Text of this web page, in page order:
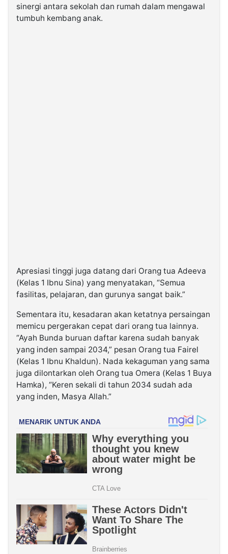
sinergi antara sekolah dan rumah dalam mengawal
tumbuh kembang anak.
​Apresiasi tinggi juga datang dari Orang tua Adeeva
(Kelas 1 Ibnu Sina) yang menyatakan, “Semua
fasilitas, pelajaran, dan gurunya sangat baik.”
Sementara itu, kesadaran akan ketatnya persaingan
memicu pergerakan cepat dari orang tua lainnya.
“Ayah Bunda buruan daftar karena sudah banyak
yang inden sampai 2034,” pesan Orang tua Fairel
(Kelas 1 Ibnu Khaldun). Nada kekaguman yang sama
juga dilontarkan oleh Orang tua Omera (Kelas 1 Buya
Hamka), “Keren sekali di tahun 2034 sudah ada
yang inden, Masya Allah.”